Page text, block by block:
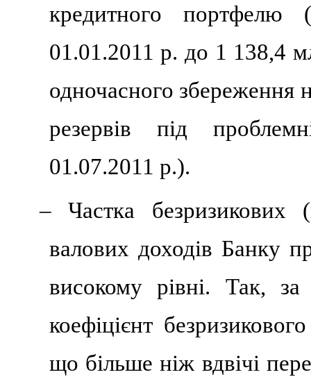
кредитного
01.01.2011 р. до 1 138,4
одночасного збереження
резервів під
01.07.2011 р.).
– Частка безризикових
валових доходів Банку
високому рівні. Так,
коефіцієнт
що більше ніж вдвічі